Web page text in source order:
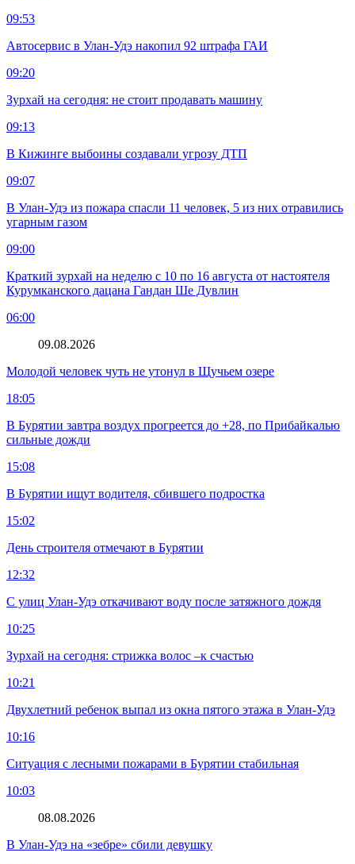
09:53
Автосервис в Улан-Удэ накопил 92 штрафа ГАИ
09:20
Зурхай на сегодня: не стоит продавать машину
09:13
В Кижинге выбоины создавали угрозу ДТП
09:07
В Улан-Удэ из пожара спасли 11 человек, 5 из них отравились
угарным газом
09:00
Краткий зурхай на неделю с 10 по 16 августа от настоятеля
Курумканского дацана Гандан Ше Дувлин
06:00
09.08.2026
Молодой человек чуть не утонул в Щучьем озере
18:05
В Бурятии завтра воздух прогреется до +28, по Прибайкалью
сильные дожди
15:08
В Бурятии ищут водителя, сбившего подростка
15:02
День строителя отмечают в Бурятии
12:32
С улиц Улан-Удэ откачивают воду после затяжного дождя
10:25
Зурхай на сегодня: стрижка волос –к счастью
10:21
Двухлетний ребенок выпал из окна пятого этажа в Улан-Удэ
10:16
Ситуация с лесными пожарами в Бурятии стабильная
10:03
08.08.2026
В Улан-Удэ на «зебре» сбили девушку